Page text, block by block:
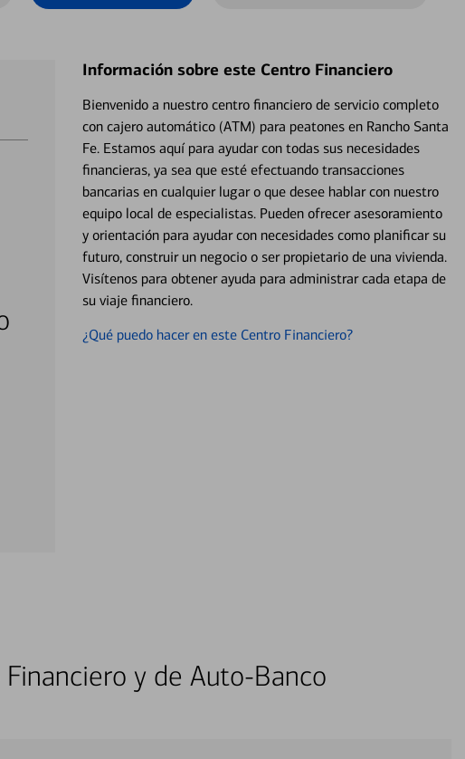
Información sobre este Centro Financiero
Bienvenido a nuestro centro financiero de servicio completo
con cajero automático (ATM) para peatones en Rancho Santa
Fe. Estamos aquí para ayudar con todas sus necesidades
financieras, ya sea que esté efectuando transacciones
bancarias en cualquier lugar o que desee hablar con nuestro
equipo local de especialistas. Pueden ofrecer asesoramiento
y orientación para ayudar con necesidades como planificar su
futuro, construir un negocio o ser propietario de una vivienda.
Visítenos para obtener ayuda para administrar cada etapa de
su viaje financiero.
¿Qué puedo hacer en este Centro Financiero?
y de Auto-Banco